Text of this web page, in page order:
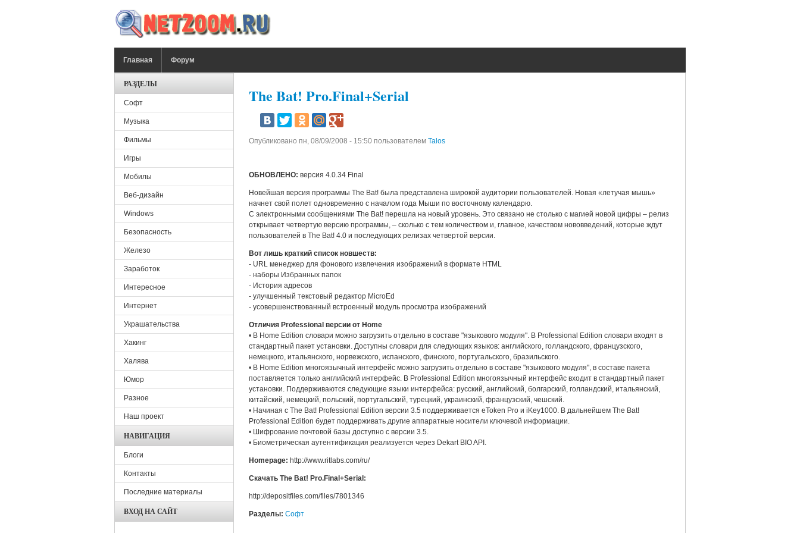
Главная Форум
The Bat! Pro.Final+Serial
Опубликовано пн, 08/09/2008 - 15:50 пользователем Talos
ОБНОВЛЕНО: версия 4.0.34 Final
Новейшая версия программы The Bat! была представлена широкой аудитории пользователей. Новая «летучая мышь»
начнет свой полет одновременно с началом года Мыши по восточному календарю.
C электронными сообщениями The Bat! перешла на новый уровень. Это связано не столько с магией новой цифры – релиз
открывает четвертую версию программы, – сколько с тем количеством и, главное, качеством нововведений, которые ждут
пользователей в The Bat! 4.0 и последующих релизах четвертой версии.
Вот лишь краткий список новшеств:
- URL менеджер для фонового извлечения изображений в формате HTML
- наборы Избранных папок
- История адресов
- улучшенный текстовый редактор MicroEd
- усовершенствованный встроенный модуль просмотра изображений
Отличия Professional версии от Home
• В Home Edition словари можно загрузить отдельно в составе "языкового модуля". В Professional Edition словари входят в
стандартный пакет установки. Доступны словари для следующих языков: английского, голландского, французского,
немецкого, итальянского, норвежского, испанского, финского, португальского, бразильского.
• В Home Edition многоязычный интерфейс можно загрузить отдельно в составе "языкового модуля", в составе пакета
поставляется только английский интерфейс. В Professional Edition многоязычный интерфейс входит в стандартный пакет
установки. Поддерживаются следующие языки интерфейса: русский, английский, болгарский, голландский, итальянский,
китайский, немецкий, польский, португальский, турецкий, украинский, французский, чешский.
• Начиная с The Bat! Professional Edition версии 3.5 поддерживается eToken Pro и iKey1000. В дальнейшем The Bat!
Professional Edition будет поддерживать другие аппаратные носители ключевой информации.
• Шифрование почтовой базы доступно с версии 3.5.
• Биометрическая аутентификация реализуется через Dekart BIO API.
Homepage: http://www.ritlabs.com/ru/
Скачать The Bat! Pro.Final+Serial:
http://depositfiles.com/files/7801346
Разделы: Софт
РАЗДЕЛЫ
Софт
Музыка
Фильмы
Игры
Мобилы
Веб-дизайн
Windows
Безопасность
Железо
Заработок
Интересное
Интернет
Украшательства
Хакинг
Халява
Юмор
Разное
Наш проект
НАВИГАЦИЯ
Блоги
Контакты
Последние материалы
ВХОД НА САЙТ